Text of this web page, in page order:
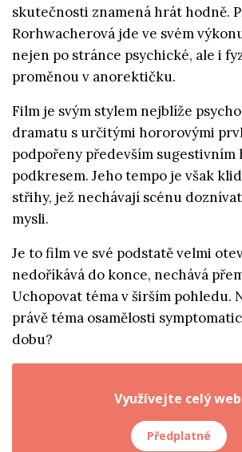
skutečnosti znamená hrát hodně.
Rorhwacherová jde ve svém
nejen po stránce psychické, ale i
proměnou v anorektičku.
Film je svým stylem nejblíže
dramatu s určitými hororovými
podpořeny především sugestivním
podkresem. Jeho tempo je však
střihy, jež nechávají scénu
mysli.
Je to film ve své podstatě velmi
nedoříkává do konce, nechává
Uchopovat téma v širším pohledu.
právě téma osamělosti
dobu?
Využívejte celý
Předplatné